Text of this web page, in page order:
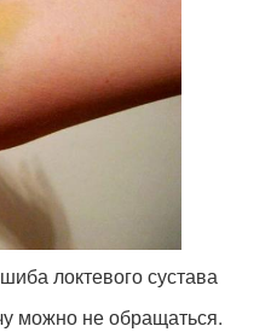
локтевого сустава
можно не обращаться.